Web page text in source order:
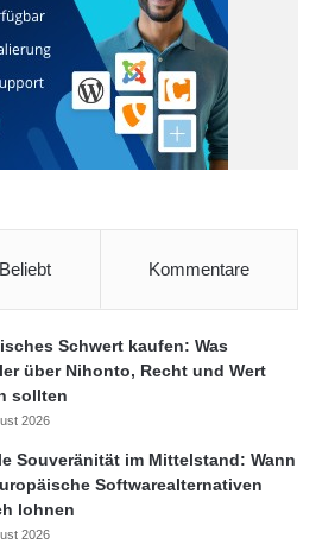
dass im Ernstfall lediglich außerhalb
von Wert bzw. Nutzen
in den eigenen vier Wänden
in Anbetracht der sich weiter
nicht die goldrichtige Lösung.
nur versichert, wenn sie in einem
dessen Sicherheitsklassifizierung
dem aktuellen
Neben den hohen
auch die fehlende Flexibilität gegen
man einen Tresor der VdS-Klasse
bis 65.000 EUR versichern, was
Beliebt Kommentare
Schwert kaufen: Was
über Nihonto, Recht und Wert
sollten
2026
Souveränität im Mittelstand: Wann
Softwarealternativen
lohnen
2026